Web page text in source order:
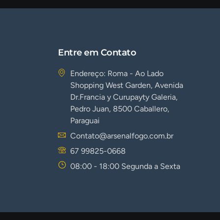
Entre em Contato
Endereço: Roma - Ao Lado
Shopping West Garden, Avenida
Dr.Francia y Curupayty Galeria,
Pedro Juan, 8500 Caballero,
Paraguai
Contato@arsenalfogo.com.br
67 99825-0668
08:00 - 18:00 Segunda a Sexta